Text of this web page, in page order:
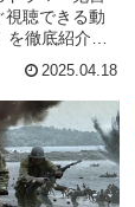
視聴できる動
徹底紹介。
ろん、実際に
もまとめてい
2025.04.18